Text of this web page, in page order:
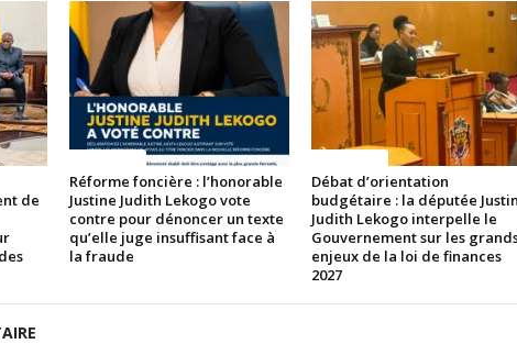
de
Réforme foncière : l’honorable
Justine Judith Lekogo vote
contre pour dénoncer un texte
qu’elle juge insuffisant face à
la fraude
Débat d’orientation
budgétaire : la députée
Judith Lekogo interpelle le
Gouvernement sur les
enjeux de la loi de finances
2027